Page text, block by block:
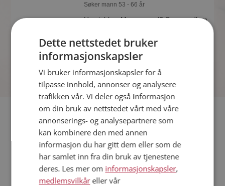
Søker mann 53 - 66 år
Hva jobber Merros med? Som medlem
detaljer om de single.
Online nå!
Fler single
Menn fra Vestvågøy
Date kvinner i Norge
Date menn i Norge
Dette nettstedet bruker
informasjonskapsler
Vi bruker informasjonskapsler for å
tilpasse innhold, annonser og analysere
trafikken vår. Vi deler også informasjon
om din bruk av nettstedet vårt med våre
annonserings- og analysepartnere som
kan kombinere den med annen
informasjon du har gitt dem eller som de
har samlet inn fra din bruk av tjenestene
deres. Les mer om informasjonskapsler,
medlemsvilkåreller vår